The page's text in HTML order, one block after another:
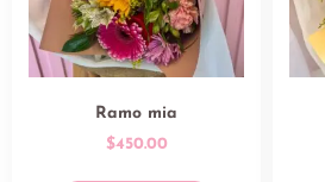
Ramo mia
$450.00